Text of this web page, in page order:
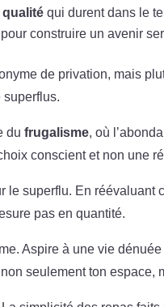
qui durent dans le
construire un avenir
de privation, mais
superflus.
dufrugalisme, où
conscient et non une
le superflu. En réévaluant
pas en quantité.
Aspire à une vie
seulement ton espace,